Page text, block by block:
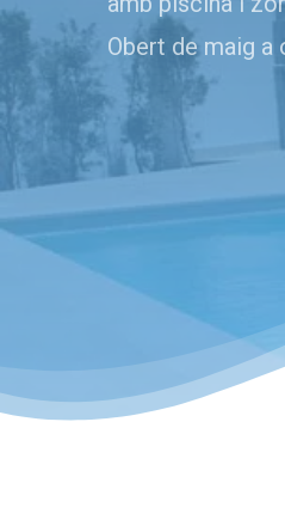
Obert de maig a